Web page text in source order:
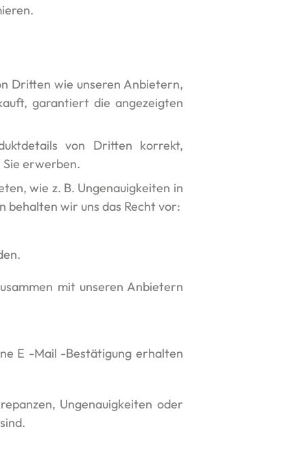
Dritten wie unseren Anbietern,
garantiert die angezeigten
von Dritten korrekt,
erwerben.
wie z. B. Ungenauigkeiten in
behalten wir uns das Recht vor:
mit unseren Anbietern
E -Mail -Bestätigung erhalten
Ungenauigkeiten oder